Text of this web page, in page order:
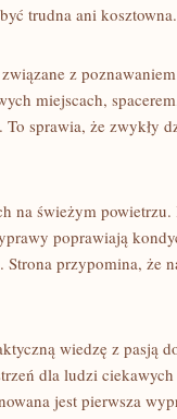
trudna ani kosztowna.
z
miejscach,
sprawia, że zwykły
na świeżym
poprawiają
przypomina, że
wiedzę z pasją
dla ludzi
jest pierwsza